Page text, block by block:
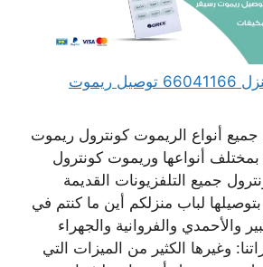
توصيل ريموت للمنزل 66041166 توصيل ريموت
جميع أنواع الريموت كونترول ريموت
أنواعها وريموت كونترول
جميع التلفزيونات القديمة
لباب منزلكم أين ما كنتم في
والأحمدي والفروانية والجهراء
وغيرها الكثير من الميزات التي